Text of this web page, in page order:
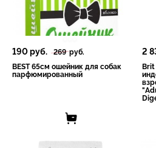
190руб. 269руб.
BEST 65см ошейник для собак
парфюмированный
2